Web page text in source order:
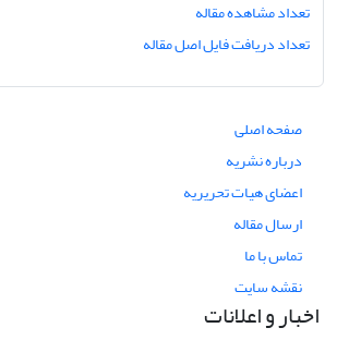
تعداد مشاهده مقاله
تعداد دریافت فایل اصل مقاله
صفحه اصلی
درباره نشریه
اعضای هیات تحریریه
ارسال مقاله
تماس با ما
نقشه سایت
اخبار و اعلانات